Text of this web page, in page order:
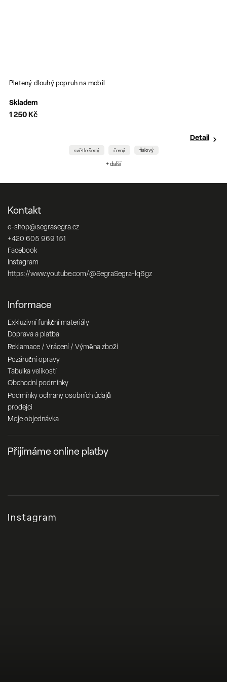
Pletený dlouhý popruh na mobil
Skladem
1 250 Kč
Detail
světle šedý černý fialový
+ další
Kontakt
e-shop@segrasegra.cz
+420 605 969 151
Facebook
Instagram
https://www.youtube.com/@SegraSegra-lq6gz
Informace
Exkluzivní funkční materiály
Doprava a platba
Reklamace / Vrácení / Výměna zboží
Pozáruční opravy
Tabulka velikostí
Obchodní podmínky
Podmínky ochrany osobních údajů
prodejci
Moje objednávka
Přijímáme online platby
Instagram